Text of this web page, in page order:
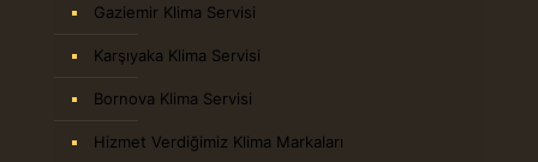
Gaziemir Klima Servisi
Karşıyaka Klima Servisi
Bornova Klima Servisi
Hizmet Verdiğimiz Klima Markaları